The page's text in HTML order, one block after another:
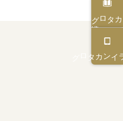
カタログ
オンライン